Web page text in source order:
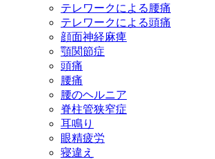
テレワークによる腰痛
テレワークによる頭痛
顔面神経麻痺
顎関節症
頭痛
腰痛
腰のヘルニア
脊柱管狭窄症
耳鳴り
眼精疲労
寝違え